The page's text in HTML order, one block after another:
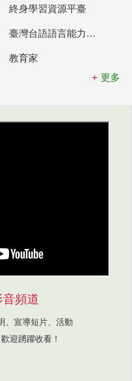
終身學習資源平臺
臺灣台語語言能力認證網站
教育家
更多
頻道
、宣導短片、活動
迎踴躍收看！